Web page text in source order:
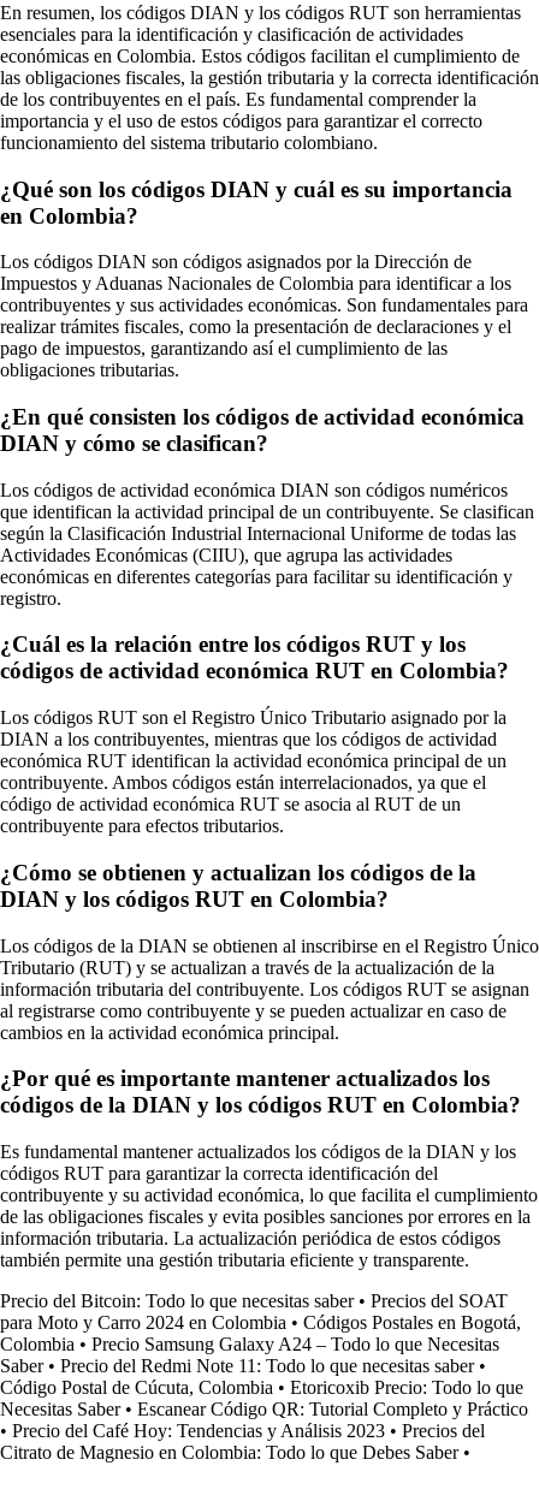
En resumen, los códigos DIAN y los códigos RUT son herramientas
esenciales para la identificación y clasificación de actividades
económicas en Colombia. Estos códigos facilitan el cumplimiento de
las obligaciones fiscales, la gestión tributaria y la correcta identificación
de los contribuyentes en el país. Es fundamental comprender la
importancia y el uso de estos códigos para garantizar el correcto
funcionamiento del sistema tributario colombiano.
¿Qué son los códigos DIAN y cuál es su importancia
en Colombia?
Los códigos DIAN son códigos asignados por la Dirección de
Impuestos y Aduanas Nacionales de Colombia para identificar a los
contribuyentes y sus actividades económicas. Son fundamentales para
realizar trámites fiscales, como la presentación de declaraciones y el
pago de impuestos, garantizando así el cumplimiento de las
obligaciones tributarias.
¿En qué consisten los códigos de actividad económica
DIAN y cómo se clasifican?
Los códigos de actividad económica DIAN son códigos numéricos
que identifican la actividad principal de un contribuyente. Se clasifican
según la Clasificación Industrial Internacional Uniforme de todas las
Actividades Económicas (CIIU), que agrupa las actividades
económicas en diferentes categorías para facilitar su identificación y
registro.
¿Cuál es la relación entre los códigos RUT y los
códigos de actividad económica RUT en Colombia?
Los códigos RUT son el Registro Único Tributario asignado por la
DIAN a los contribuyentes, mientras que los códigos de actividad
económica RUT identifican la actividad económica principal de un
contribuyente. Ambos códigos están interrelacionados, ya que el
código de actividad económica RUT se asocia al RUT de un
contribuyente para efectos tributarios.
¿Cómo se obtienen y actualizan los códigos de la
DIAN y los códigos RUT en Colombia?
Los códigos de la DIAN se obtienen al inscribirse en el Registro Único
Tributario (RUT) y se actualizan a través de la actualización de la
información tributaria del contribuyente. Los códigos RUT se asignan
al registrarse como contribuyente y se pueden actualizar en caso de
cambios en la actividad económica principal.
¿Por qué es importante mantener actualizados los
códigos de la DIAN y los códigos RUT en Colombia?
Es fundamental mantener actualizados los códigos de la DIAN y los
códigos RUT para garantizar la correcta identificación del
contribuyente y su actividad económica, lo que facilita el cumplimiento
de las obligaciones fiscales y evita posibles sanciones por errores en la
información tributaria. La actualización periódica de estos códigos
también permite una gestión tributaria eficiente y transparente.
Precio del Bitcoin: Todo lo que necesitas saber• Precios del SOAT
para Moto y Carro 2024 en Colombia • Códigos Postales en Bogotá,
Colombia • Precio Samsung Galaxy A24 – Todo lo que Necesitas
Saber• Precio del Redmi Note 11: Todo lo que necesitas saber•
Código Postal de Cúcuta, Colombia • Etoricoxib Precio: Todo lo que
Necesitas Saber• Escanear Código QR: Tutorial Completo y Práctico
• Precio del Café Hoy: Tendencias y Análisis 2023 • Precios del
Citrato de Magnesio en Colombia: Todo lo que Debes Saber•